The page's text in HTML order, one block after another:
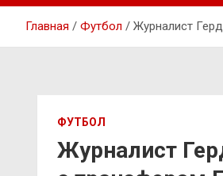
Главная Футбол Журналист
ФУТБОЛ
Журналист